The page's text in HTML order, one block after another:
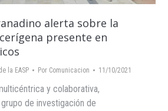
alerta sobre la
presente en
la EASP Por Comunicacion 11/10/2021
y colaborativa,
de investigación de